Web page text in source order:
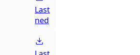
Last
ned